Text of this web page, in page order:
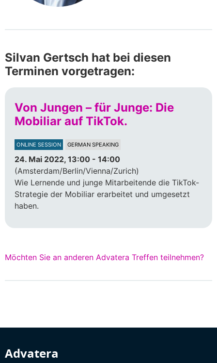
Silvan Gertsch hat bei diesen
Terminen vorgetragen:
Von Jungen – für Junge: Die
Mobiliar auf TikTok.
ONLINE SESSION GERMAN SPEAKING
24. Mai 2022, 13:00 - 14:00
(Amsterdam/Berlin/Vienna/Zurich)
Wie Lernende und junge Mitarbeitende die TikTok-
Strategie der Mobiliar erarbeitet und umgesetzt
haben.
Möchten Sie an anderen Advatera Treffen teilnehmen?
Advatera